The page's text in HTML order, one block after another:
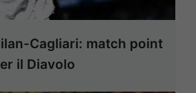
Cagliari: match point
il Diavolo